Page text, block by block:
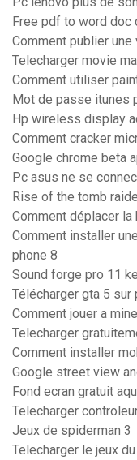
Free pdf to word
Comment publier
Telecharger movie
Comment utiliser
Mot de passe itunes
Hp wireless display
Comment cracker
Google chrome beta
Pc asus ne se
Rise of the tomb
Comment déplacer
Comment installer
phone 8
Sound forge pro 11
Télécharger gta 5 sur
Comment jouer a
Telecharger
Comment installer
Google street view
Fond ecran gratuit
Telecharger
Jeux de spiderman 3
Telecharger le jeux